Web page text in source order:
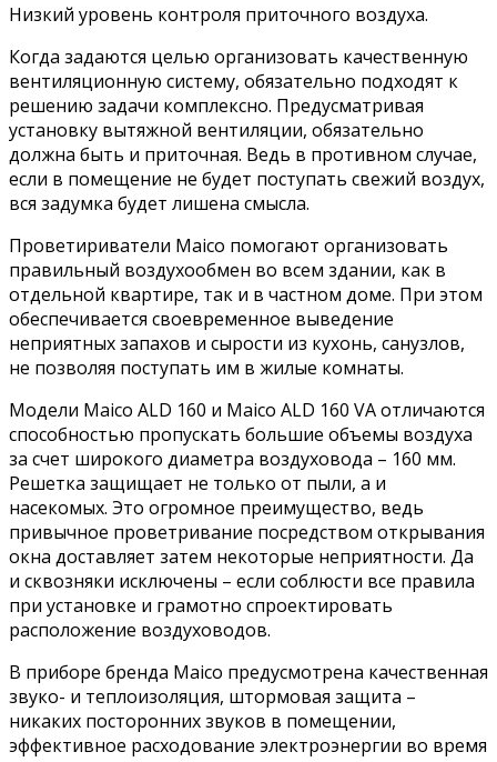
Низкий уровень контроля приточного воздуха.
Когда задаются целью организовать качественную
вентиляционную систему, обязательно подходят к
решению задачи комплексно. Предусматривая
установку вытяжной вентиляции, обязательно
должна быть и приточная. Ведь в противном случае,
если в помещение не будет поступать свежий воздух,
вся задумка будет лишена смысла.
Проветириватели Maico помогают организовать
правильный воздухообмен во всем здании, как в
отдельной квартире, так и в частном доме. При этом
обеспечивается своевременное выведение
неприятных запахов и сырости из кухонь, санузлов,
не позволяя поступать им в жилые комнаты.
Модели Maico ALD 160 и Maico ALD 160 VA отличаются
способностью пропускать большие объемы воздуха
за счет широкого диаметра воздуховода – 160 мм.
Решетка защищает не только от пыли, а и
насекомых. Это огромное преимущество, ведь
привычное проветривание посредством открывания
окна доставляет затем некоторые неприятности. Да
и сквозняки исключены – если соблюсти все правила
при установке и грамотно спроектировать
расположение воздуховодов.
В приборе бренда Maico предусмотрена качественная
звуко- и теплоизоляция, штормовая защита –
никаких посторонних звуков в помещении,
эффективное расходование электроэнергии во время